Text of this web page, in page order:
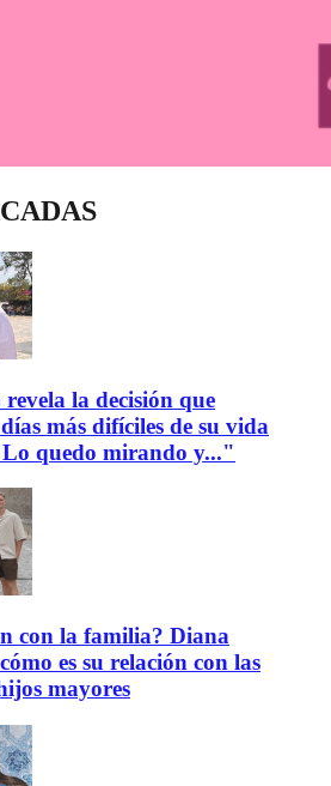
la decisión que
más difíciles de su vida
quedo mirando y..."
con la familia? Diana
es su relación con las
mayores